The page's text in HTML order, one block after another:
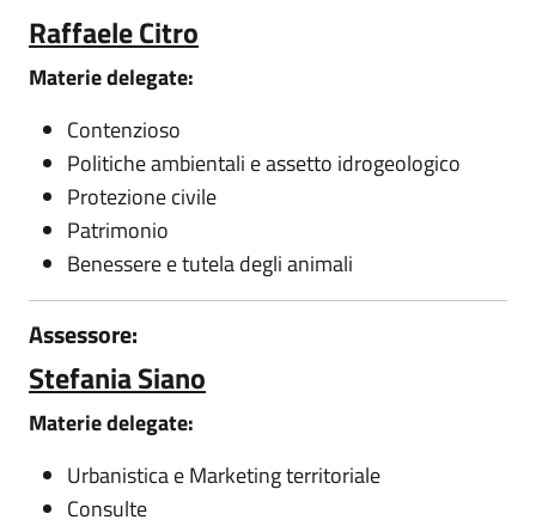
Raffaele Citro
Materie delegate:
Contenzioso
Politiche ambientali e assetto idrogeologico
Protezione civile
Patrimonio
Benessere e tutela degli animali
Assessore:
Stefania Siano
Materie delegate:
Urbanistica e Marketing territoriale
Consulte